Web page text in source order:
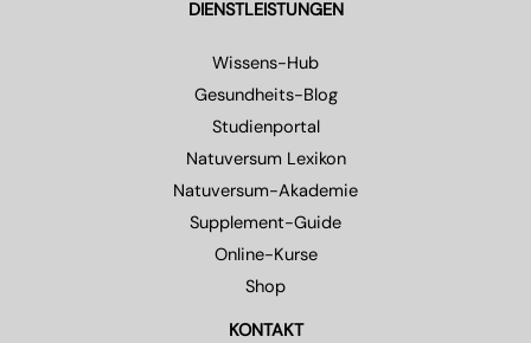
DIENSTLEISTUNGEN
Wissens-Hub
Gesundheits-Blog
Studienportal
Natuversum Lexikon
Natuversum-Akademie
Supplement-Guide
Online-Kurse
Shop
KONTAKT